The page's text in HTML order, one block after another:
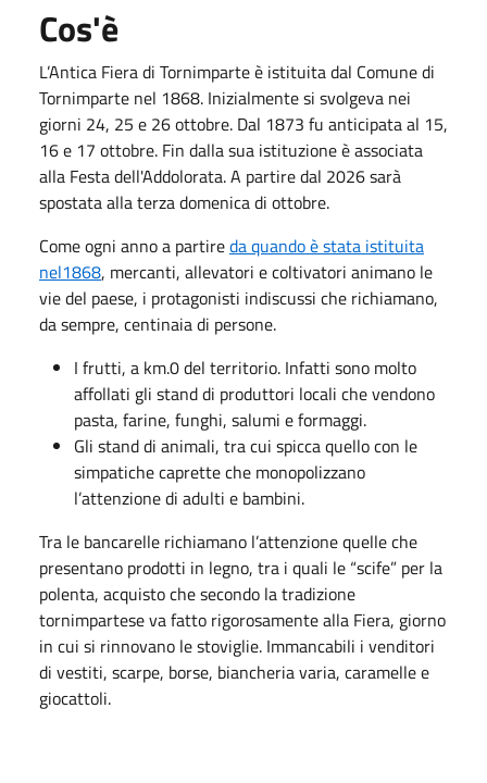
Cos'è
L’Antica Fiera di Tornimparte è istituita dal Comune di
Tornimparte nel 1868. Inizialmente si svolgeva nei
giorni 24, 25 e 26 ottobre. Dal 1873 fu anticipata al 15,
16 e 17 ottobre. Fin dalla sua istituzione è associata
alla Festa dell'Addolorata. A partire dal 2026 sarà
spostata alla terza domenica di ottobre.
Come ogni anno a partireda quando è stata istituita
nel1868, mercanti, allevatori e coltivatori animano le
vie del paese, i protagonisti indiscussi che richiamano,
da sempre, centinaia di persone.
I frutti, a km.0 del territorio. Infatti sono molto
affollati gli stand di produttori locali che vendono
pasta, farine, funghi, salumi e formaggi.
Gli stand di animali, tra cui spicca quello con le
simpatiche caprette che monopolizzano
l’attenzione di adulti e bambini.
Tra le bancarelle richiamano l’attenzione quelle che
presentano prodotti in legno, tra i quali le “scife” per la
polenta, acquisto che secondo la tradizione
tornimpartese va fatto rigorosamente alla Fiera, giorno
in cui si rinnovano le stoviglie. Immancabili i venditori
di vestiti, scarpe, borse, biancheria varia, caramelle e
giocattoli.